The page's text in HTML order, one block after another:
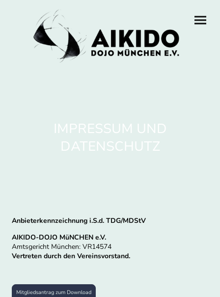
IMPRESSUM UND
DATENSCHUTZ
Anbieterkennzeichnung i.S.d. TDG/MDStV
AIKIDO-DOJO MüNCHEN e.V.
Amtsgericht München: VR14574
Vertreten durch den Vereinsvorstand.
Mitgliedsantrag zum Download